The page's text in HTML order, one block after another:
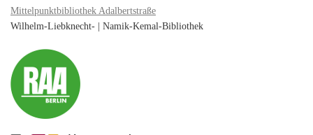
Mittelpunktbibliothek Adalbertstraße
Wilhelm-Liebknecht- | Namik-Kemal-Bibliothek